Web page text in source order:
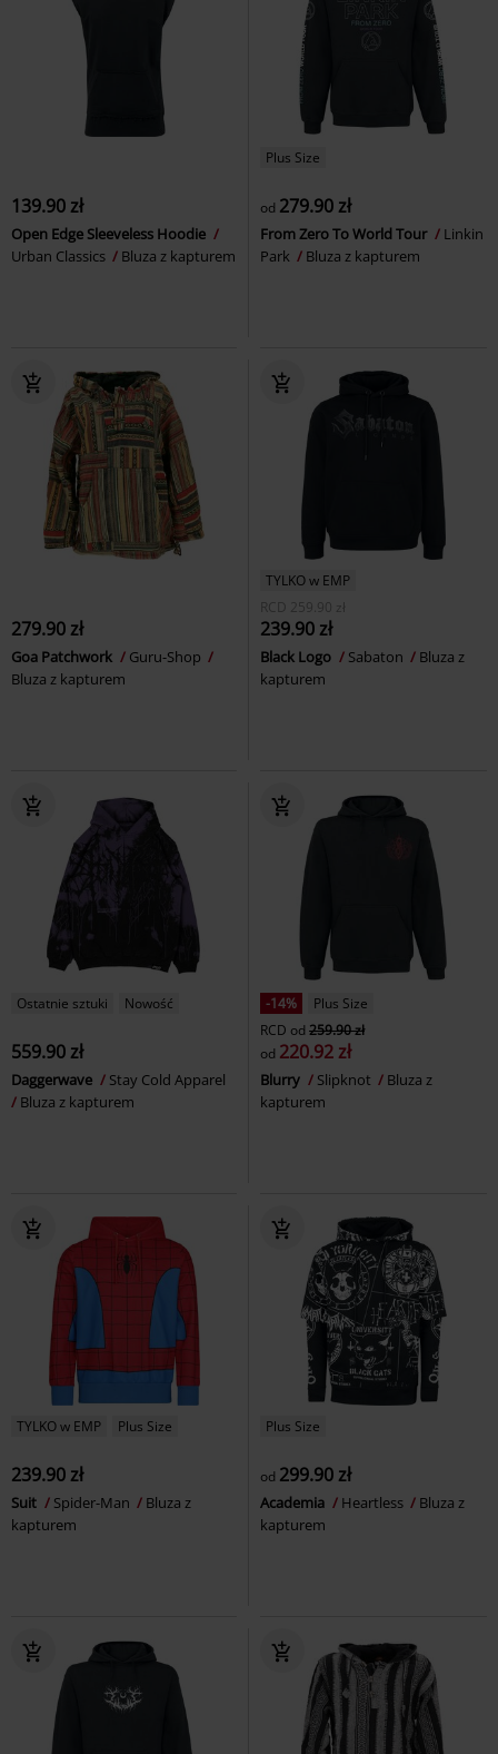
139.90 zł
Open Edge Sleeveless Hoodie
Urban Classics
Bluza z kapturem
Plus Size
od 279.90 zł
From Zero To World Tour
Linkin
Park
Bluza z kapturem
279.90 zł
Goa Patchwork
Guru-Shop
Bluza z kapturem
TYLKO w EMP
RCD 259.90 zł
239.90 zł
Black Logo Sabaton
Bluza z
kapturem
Ostatnie sztuki Nowość
559.90 zł
Daggerwave
Stay Cold Apparel
Bluza z kapturem
-14%
Plus Size
RCD od 259.90 zł
od 220.92 zł
Blurry Slipknot
Bluza z
kapturem
TYLKO w EMP Plus Size
239.90 zł
Suit Spider-Man
Bluza z
kapturem
Plus Size
od 299.90 zł
Academia Heartless
Bluza z
kapturem